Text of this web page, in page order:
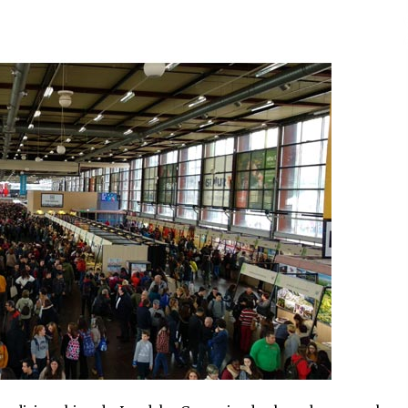
Larunbatean Plentziako Itsas
Martxa ospatuko da
2026/07/07
SOINUGELA: Paul McCartney eta
Ringo Starr-en lan berriak
2026/07/03